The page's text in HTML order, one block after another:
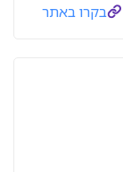
בקרו באתר